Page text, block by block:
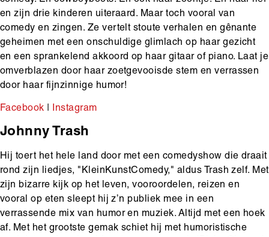
en zijn drie kinderen uiteraard. Maar toch vooral van
comedy en zingen. Ze vertelt stoute verhalen en gênante
geheimen met een onschuldige glimlach op haar gezicht
en een sprankelend akkoord op haar gitaar of piano. Laat je
omverblazen door haar zoetgevooisde stem en verrassen
door haar fijnzinnige humor!
Facebook | Instagram
Johnny Trash
Hij toert het hele land door met een comedyshow die draait
rond zijn liedjes, "KleinKunstComedy," aldus Trash zelf. Met
zijn bizarre kijk op het leven, vooroordelen, reizen en
vooral op eten sleept hij z’n publiek mee in een
verrassende mix van humor en muziek. Altijd met een hoek
af. Met het grootste gemak schiet hij met humoristische